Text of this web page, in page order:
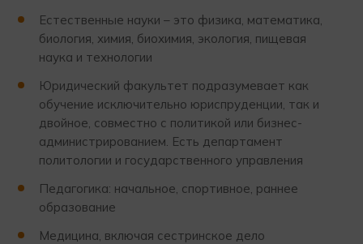
Естественные науки – это физика, математика,
биология, химия, биохимия, экология, пищевая
наука и технологии
Юридический факультет подразумевает как
обучение исключительно юриспруденции, так и
двойное, совместно с политикой или бизнес-
администрированием. Есть департамент
политологии и государственного управления
Педагогика: начальное, спортивное, раннее
образование
Медицина, включая сестринское дело